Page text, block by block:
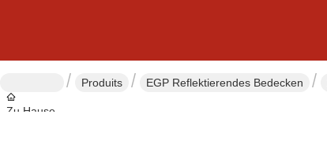
Zu Hause
Produits EGP Reflektierendes Bedecken